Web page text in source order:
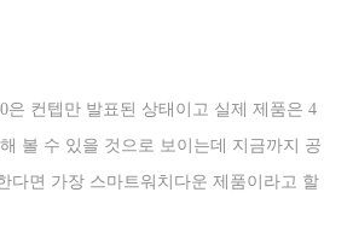
은 컨텝만 발표된 상태이고 실제 제품은 4
볼 수 있을 것으로 보이는데 지금까지 공
다면 가장 스마트워치다운 제품이라고 할